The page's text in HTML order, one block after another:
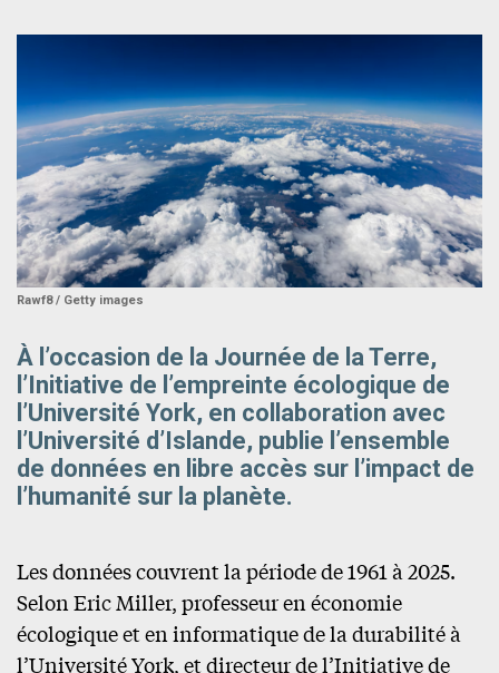
Rawf8 / Getty images
À l’occasion de la Journée de la Terre,
l’Initiative de l’empreinte écologique de
l’Université York, en collaboration avec
l’Université d’Islande, publie l’ensemble
de données en libre accès sur l’impact de
l’humanité sur la planète.
Les données couvrent la période de 1961 à 2025.
Selon Eric Miller, professeur en économie
écologique et en informatique de la durabilité à
l’Université York, et directeur de l’Initiative de